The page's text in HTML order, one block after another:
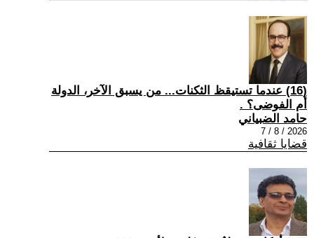
(16) عندما تستيقظ الثكنات... من يسبق الآخر، الدولة
أم الفوضى؟ .
حامد الضبياني
2026 / 8 / 7
قضايا ثقافية